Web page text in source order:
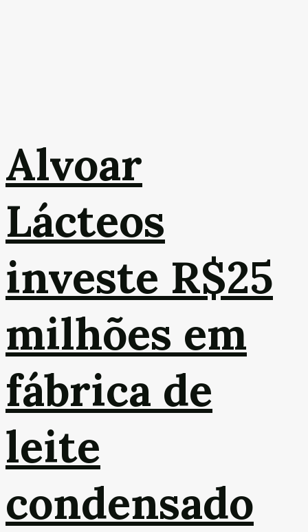
Alvoar
Lácteos
investe R$25
milhões em
fábrica de
leite
condensado